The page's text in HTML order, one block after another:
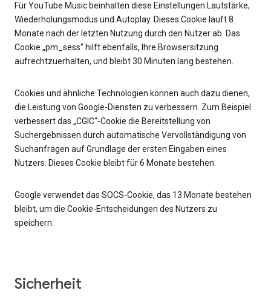
Für YouTube Music beinhalten diese Einstellungen Lautstärke,
Wiederholungsmodus und Autoplay. Dieses Cookie läuft 8
Monate nach der letzten Nutzung durch den Nutzer ab. Das
Cookie „pm_sess“ hilft ebenfalls, Ihre Browsersitzung
aufrechtzuerhalten, und bleibt 30 Minuten lang bestehen.
Cookies und ähnliche Technologien können auch dazu dienen,
die Leistung von Google-Diensten zu verbessern. Zum Beispiel
verbessert das „CGIC“-Cookie die Bereitstellung von
Suchergebnissen durch automatische Vervollständigung von
Suchanfragen auf Grundlage der ersten Eingaben eines
Nutzers. Dieses Cookie bleibt für 6 Monate bestehen.
Google verwendet das SOCS-Cookie, das 13 Monate bestehen
bleibt, um die Cookie-Entscheidungen des Nutzers zu
speichern.
Sicherheit